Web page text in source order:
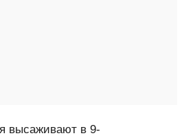
высаживают в 9-